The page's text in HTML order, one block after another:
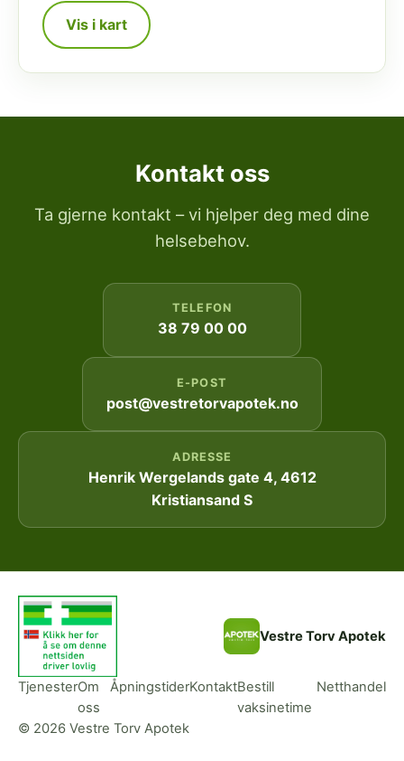
Vis i kart
Kontakt oss
Ta gjerne kontakt – vi hjelper deg med dine
helsebehov.
TELEFON
38 79 00 00
E-POST
post@vestretorvapotek.no
ADRESSE
Henrik Wergelands gate 4, 4612
Kristiansand S
Vestre Torv Apotek
TjenesterOm
oss
ÅpningstiderKontaktBestill
vaksinetime
Netthandel
© 2026 Vestre Torv Apotek